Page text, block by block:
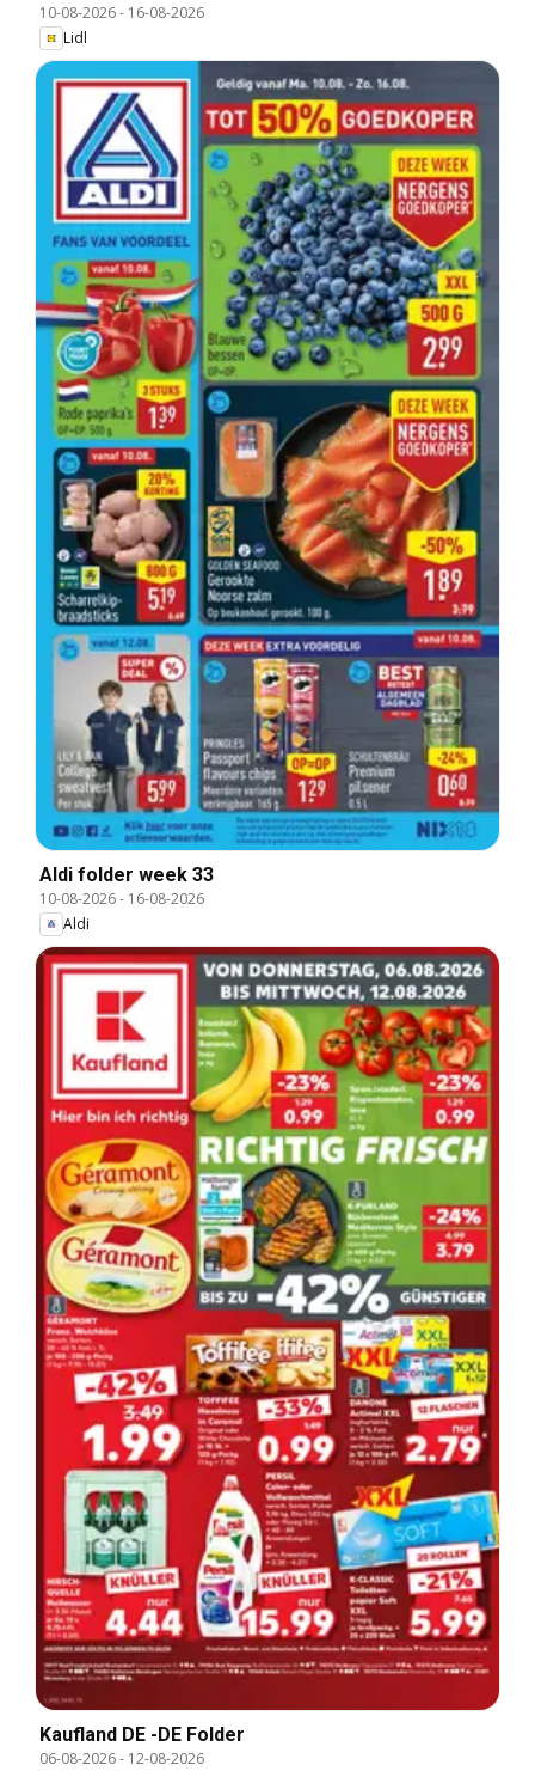
10-08-2026- 16-08-2026
Lidl
Aldi folder week 33
10-08-2026- 16-08-2026
Aldi
Kaufland DE -DE Folder
06-08-2026- 12-08-2026